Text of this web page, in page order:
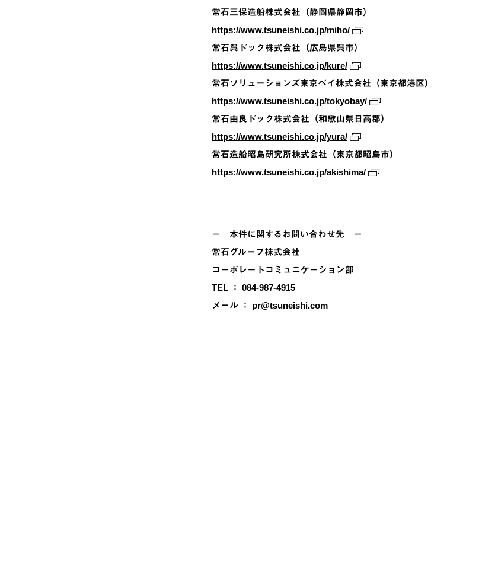
常石三保造船株式会社（静岡県静岡市）
https://www.tsuneishi.co.jp/miho/
常石呉ドック株式会社（広島県呉市）
https://www.tsuneishi.co.jp/kure/
常石ソリューションズ東京ベイ株式会社（東京都港区）
https://www.tsuneishi.co.jp/tokyobay/
常石由良ドック株式会社（和歌山県日高郡）
https://www.tsuneishi.co.jp/yura/
常石造船昭島研究所株式会社（東京都昭島市）
https://www.tsuneishi.co.jp/akishima/
－ 本件に関するお問い合わせ先 －
常石グループ株式会社
コーポレートコミュニケーション部
TEL ： 084-987-4915
メール ： pr@tsuneishi.com